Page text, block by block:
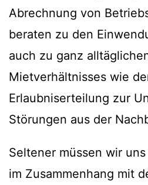
Abrechnung von
beraten zu den
auch zu ganz
Mietverhältnisses wie
Erlaubniserteilung zur
Störungen aus der
Seltener müssen wir
im Zusammenhang mit